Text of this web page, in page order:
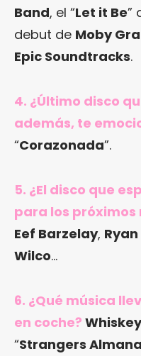
Band, el “Let it Be”
debut de Moby
Epic Soundtracks.
4. ¿Último disco
además, te
“Corazonada”.
5. ¿El disco que
para los próximos
Eef Barzelay,
Wilco…
6. ¿Qué música
en coche?
“Strangers